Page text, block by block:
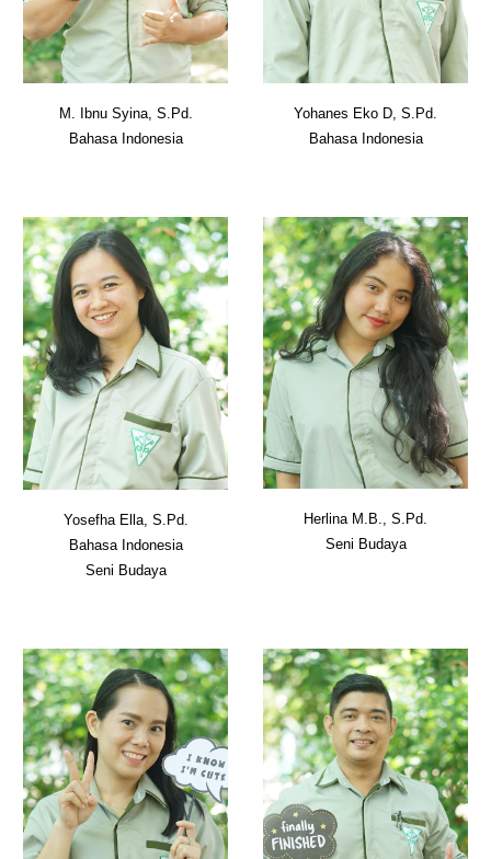
M. Ibnu Syina, S.Pd.
Bahasa Indonesia
Yohanes Eko D, S.Pd.
Bahasa Indonesia
Yosefha Ella, S.Pd.
Bahasa Indonesia
Seni Budaya
Herlina M.B., S.Pd.
Seni Budaya